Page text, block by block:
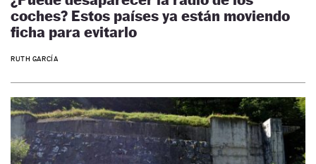
coches? Estos países ya están moviendo
ficha para evitarlo
RUTH GARCÍA